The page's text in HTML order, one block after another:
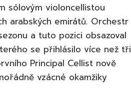
sólovým violoncellistou
arabských emirátů. Orchestr
a tuto pozici obsazoval
se přihlásilo více než tři
Principal Cellist nově
vzácné okamžiky